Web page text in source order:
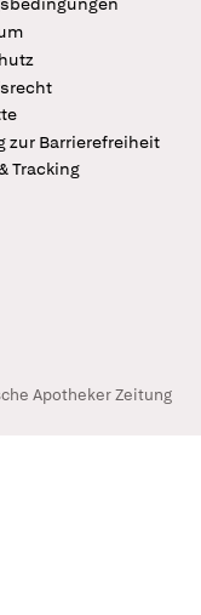
zur Barrierefreiheit
Tracking
Apotheker Zeitung